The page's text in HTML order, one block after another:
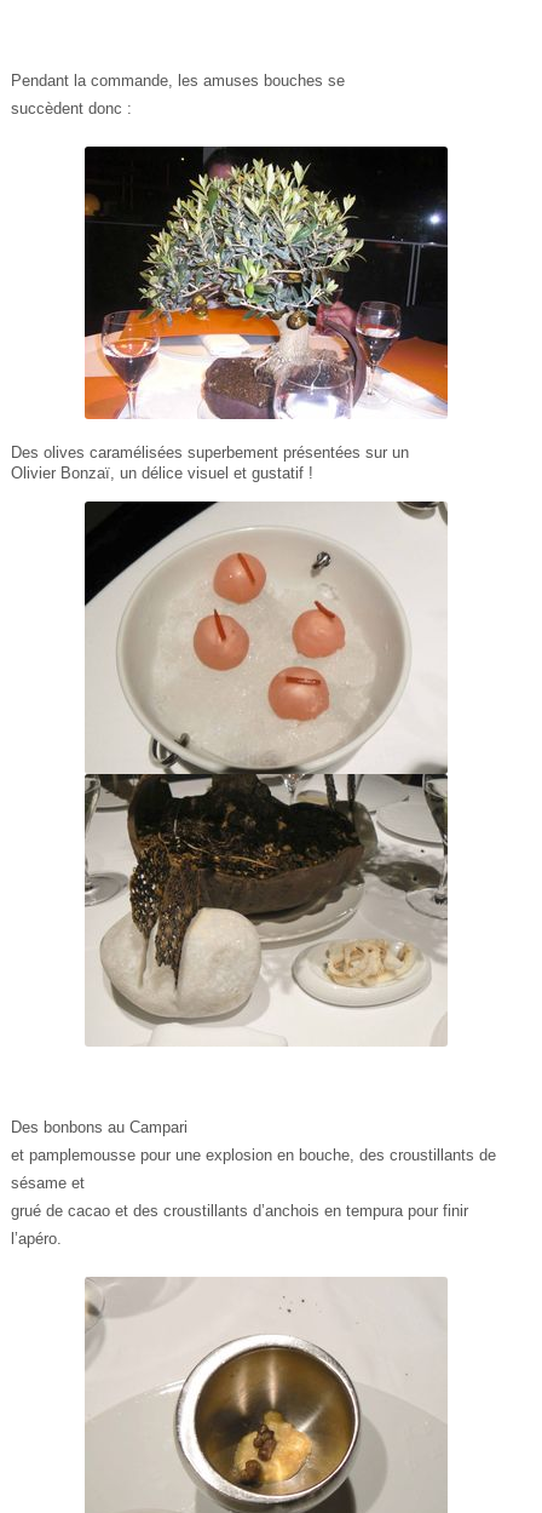
Pendant la commande, les amuses bouches se
succèdent donc :
Des olives caramélisées superbement présentées sur un
Olivier Bonzaï, un délice visuel et gustatif !
Des bonbons au Campari
et pamplemousse pour une explosion en bouche, des croustillants de
sésame et
grué de cacao et des croustillants d’anchois en tempura pour finir
l’apéro.